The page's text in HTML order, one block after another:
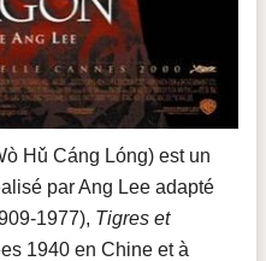
Hǔ Cáng Lóng) est un
par Ang Lee adapté
1977), Tigres et
1940 en Chine et à